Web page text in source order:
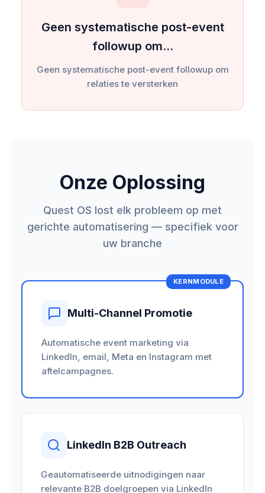
Geen systematische post-event
followup om…
Geen systematische post-event followup om
relaties te versterken
Onze Oplossing
Quest OS lost elk probleem op met
gerichte automatisering — specifiek voor
uw branche
KERNMODULE
Multi-Channel Promotie
Automatische event marketing via
LinkedIn, email, Meta en Instagram met
aftelcampagnes.
LinkedIn B2B Outreach
Geautomatiseerde uitnodigingen naar
relevante B2B doelgroepen via LinkedIn